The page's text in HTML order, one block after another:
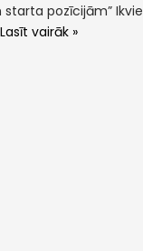
starta pozīcijām”
Lasīt vairāk »